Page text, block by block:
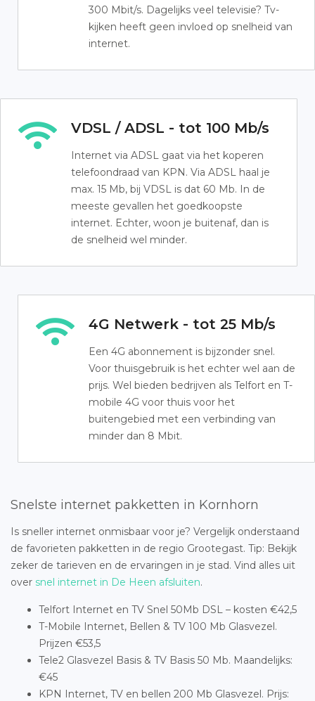
300 Mbit/s. Dagelijks veel televisie? Tv-
kijken heeft geen invloed op snelheid van
internet.
VDSL / ADSL - tot 100 Mb/s
Internet via ADSL gaat via het koperen
telefoondraad van KPN. Via ADSL haal je
max. 15 Mb, bij VDSL is dat 60 Mb. In de
meeste gevallen het goedkoopste
internet. Echter, woon je buitenaf, dan is
de snelheid wel minder.
4G Netwerk - tot 25 Mb/s
Een 4G abonnement is bijzonder snel.
Voor thuisgebruik is het echter wel aan de
prijs. Wel bieden bedrijven als Telfort en T-
mobile 4G voor thuis voor het
buitengebied met een verbinding van
minder dan 8 Mbit.
Snelste internet pakketten in Kornhorn
Is sneller internet onmisbaar voor je? Vergelijk onderstaand
de favorieten pakketten in de regio Grootegast. Tip: Bekijk
zeker de tarieven en de ervaringen in je stad. Vind alles uit
over snel internet in De Heen afsluiten.
Telfort Internet en TV Snel 50Mb DSL – kosten €42,5
T-Mobile Internet, Bellen & TV 100 Mb Glasvezel.
Prijzen €53,5
Tele2 Glasvezel Basis & TV Basis 50 Mb. Maandelijks:
€45
KPN Internet, TV en bellen 200 Mb Glasvezel. Prijs: